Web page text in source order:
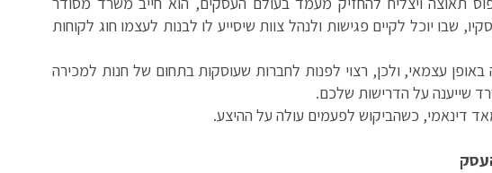
שבו יוכל לקיים פגישות ולנהל צוות שיסייע לו לבנות לעצמו חוג לקוחות
עצמאי, ולכן, רצוי לפנות לחברות שעוסקות בתחום של חנות למכירה
שייענה על הדרישות שלכם.
דינאמי, כשהביקוש לפעמים עולה על ההיצע.